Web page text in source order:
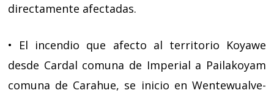
directamente afectadas.
• El incendio que afecto al territorio Koyawe
desde Cardal comuna de Imperial a Pailakoyam
comuna de Carahue, se inicio en Wentewualve-